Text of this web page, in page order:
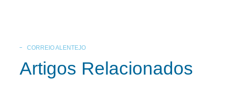
CORREIO ALENTEJO
Artigos Relacionados